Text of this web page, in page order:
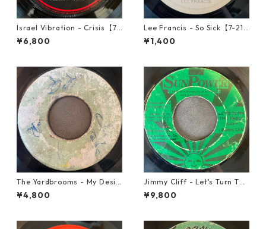
Israel Vibration - Crisis【7-
21895】
¥6,800
Lee Francis - So Sick【7-219
25】
¥1,400
The Yardbrooms - My Desir
e【7-21922】
¥4,800
Jimmy Cliff - Let's Turn The
Table【7-21999】
¥9,800